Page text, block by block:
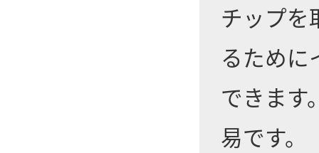
チップを
るために
できます
易です。